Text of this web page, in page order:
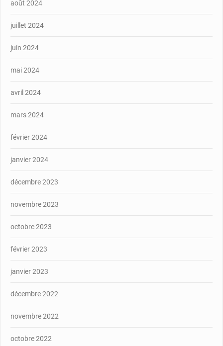
août 2024
juillet 2024
juin 2024
mai 2024
avril 2024
mars 2024
février 2024
janvier 2024
décembre 2023
novembre 2023
octobre 2023
février 2023
janvier 2023
décembre 2022
novembre 2022
octobre 2022